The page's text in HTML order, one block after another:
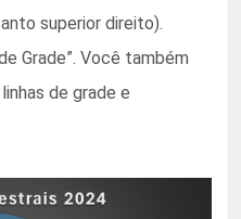
superior direito).
Grade”. Você também
de grade e